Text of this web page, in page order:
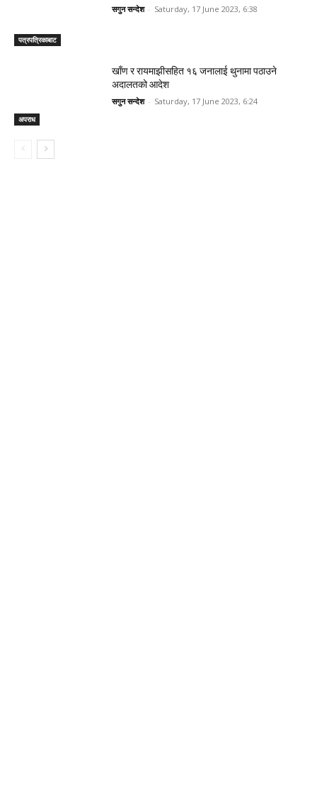
पत्रपत्रिकाबाट
सगुन सन्देश - Saturday, 17 June 2023, 6:38
अपराध
खाँण र रायमाझीसहित १६ जनालाई थुनामा पठाउने
अदालतको आदेश
सगुन सन्देश - Saturday, 17 June 2023, 6:24